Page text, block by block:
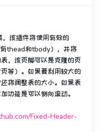
该插件将使用有效的
thead和tbody），并将
，该页脚可以是克隆的页
等）。 如果要利用较大的
将调整表的大小。 如果表
功能是可以侧向滚动。
Fixed-Header-